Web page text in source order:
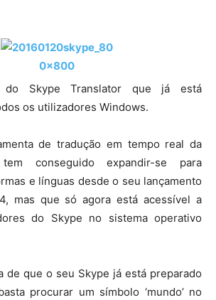
Skype Translator que já está
os utilizadores Windows.
de tradução em tempo real da
conseguido expandir-se para
e línguas desde o seu lançamento
mas que só agora está acessível a
do Skype no sistema operativo
de que o seu Skype já está preparado
procurar um símbolo ‘mundo’ no